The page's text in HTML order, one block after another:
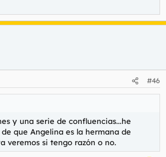
#46
y una serie de confluencias...he
que Angelina es la hermana de
veremos si tengo razón o no.